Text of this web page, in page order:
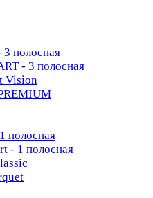
3 полосная
- 3 полосная
Vision
полосная
- 1 полосная